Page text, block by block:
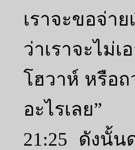
เราจะขอจ่า
ว่าเราจะไม่
โฮวาห์ หรือถ
อะไรเลย”
21:25 ดังนั้น